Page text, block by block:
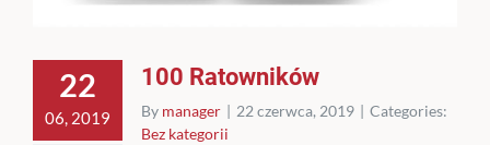
22
06, 2019
100 Ratowników
By manager | 22 czerwca, 2019 | Categories:
Bez kategorii